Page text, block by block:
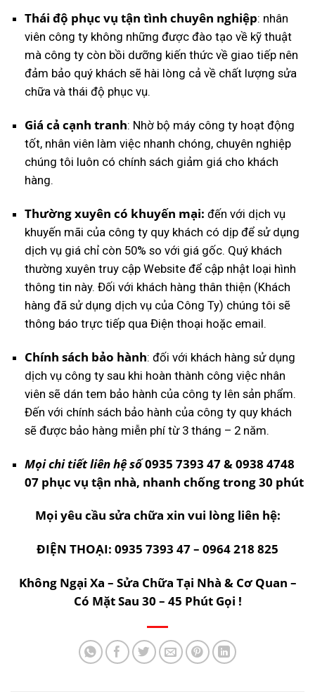
Thái độ phục vụ tận tình chuyên nghiệp: nhân
viên công ty không những được đào tạo về kỹ thuật
mà công ty còn bồi dưỡng kiến thức về giao tiếp nên
đảm bảo quý khách sẽ hài lòng cả về chất lượng sửa
chữa và thái độ phục vụ.
Giá cả cạnh tranh: Nhờ bộ máy công ty hoạt động
tốt, nhân viên làm việc nhanh chóng, chuyên nghiệp
chúng tôi luôn có chính sách giảm giá cho khách
hàng.
Thường xuyên có khuyến mại: đến với dịch vụ
khuyến mãi của công ty quy khách có dịp để sử dụng
dịch vụ giá chỉ còn 50% so với giá gốc. Quý khách
thường xuyên truy cập Website để cập nhật loại hình
thông tin này. Đối với khách hàng thân thiện (Khách
hàng đã sử dụng dịch vụ của Công Ty) chúng tôi sẽ
thông báo trực tiếp qua Điện thoại hoặc email.
Chính sách bảo hành: đối với khách hàng sử dụng
dịch vụ công ty sau khi hoàn thành công việc nhân
viên sẽ dán tem bảo hành của công ty lên sản phẩm.
Đến với chính sách bảo hành của công ty quy khách
sẽ được bảo hàng miễn phí từ 3 tháng – 2 năm.
Mọi chi tiết liên hệ số0935 7393 47 &0938 4748
07 phục vụ tận nhà, nhanh chống trong 30 phút
Mọi yêu cầu sửa chữa xin vui lòng liên hệ:
ĐIỆN THOẠI: 0935 7393 47 – 0964 218 825
Không Ngại Xa – Sửa Chữa Tại Nhà & Cơ Quan –
Có Mặt Sau 30 – 45 Phút Gọi !